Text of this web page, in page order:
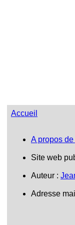
Accueil
A propos
Site web
Auteur :
Adresse